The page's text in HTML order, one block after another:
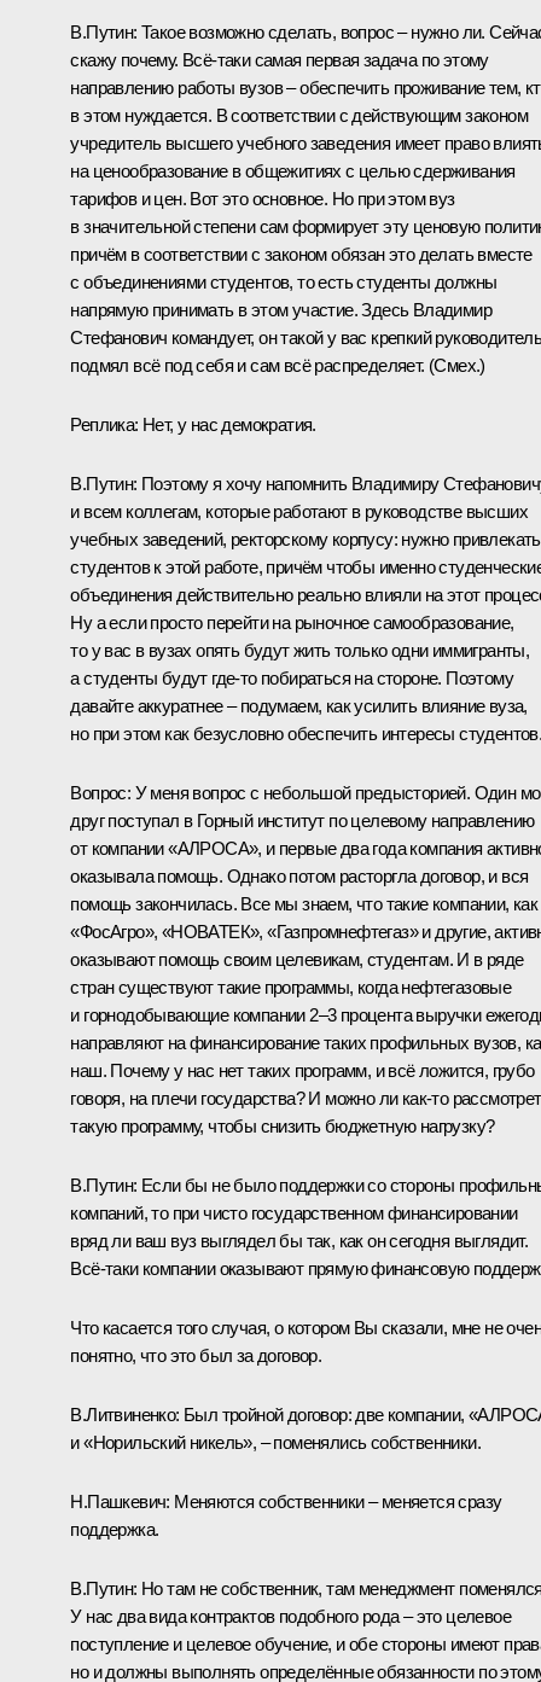
В.Путин: Такое возможно сделать, вопрос – нужно ли.
скажу почему. Всё‑таки самая первая задача по этому
направлению работы вузов – обеспечить проживание тем,
в этом нуждается. В соответствии с действующим законом
учредитель высшего учебного заведения имеет право
на ценообразование в общежитиях с целью сдерживания
тарифов и цен. Вот это основное. Но при этом вуз
в значительной степени сам формирует эту ценовую
причём в соответствии с законом обязан это делать вместе
с объединениями студентов, то есть студенты должны
напрямую принимать в этом участие. Здесь Владимир
Стефанович командует, он такой у вас крепкий
подмял всё под себя и сам всё распределяет. (Смех.)
Реплика: Нет, у нас демократия.
В.Путин: Поэтому я хочу напомнить Владимиру
и всем коллегам, которые работают в руководстве высших
учебных заведений, ректорскому корпусу: нужно привлекать
студентов к этой работе, причём чтобы именно
объединения действительно реально влияли на этот
Ну а если просто перейти на рыночное самообразование,
то у вас в вузах опять будут жить только одни иммигранты,
а студенты будут где‑то побираться на стороне. Поэтому
давайте аккуратнее – подумаем, как усилить влияние вуза,
но при этом как безусловно обеспечить интересы
Вопрос: У меня вопрос с небольшой предысторией. Один
друг поступал в Горный институт по целевому направлению
от компании «АЛРОСА», и первые два года компания
оказывала помощь. Однако потом расторгла договор, и вся
помощь закончилась. Все мы знаем, что такие компании, как
«ФосАгро», «НОВАТЕК», «Газпромнефтегаз» и другие,
оказывают помощь своим целевикам, студентам. И в ряде
стран существуют такие программы, когда нефтегазовые
и горнодобывающие компании 2–3 процента выручки
направляют на финансирование таких профильных вузов,
наш. Почему у нас нет таких программ, и всё ложится, грубо
говоря, на плечи государства? И можно ли как‑то
такую программу, чтобы снизить бюджетную нагрузку?
В.Путин: Если бы не было поддержки со стороны
компаний, то при чисто государственном финансировании
вряд ли ваш вуз выглядел бы так, как он сегодня выглядит.
Всё‑таки компании оказывают прямую финансовую
Что касается того случая, о котором Вы сказали, мне не
понятно, что это был за договор.
В.Литвиненко: Был тройной договор: две компании,
и «Норильский никель», – поменялись собственники.
Н.Пашкевич: Меняются собственники – меняется сразу
поддержка.
В.Путин: Но там не собственник, там менеджмент
У нас два вида контрактов подобного рода – это целевое
поступление и целевое обучение, и обе стороны имеют
но и должны выполнять определённые обязанности по